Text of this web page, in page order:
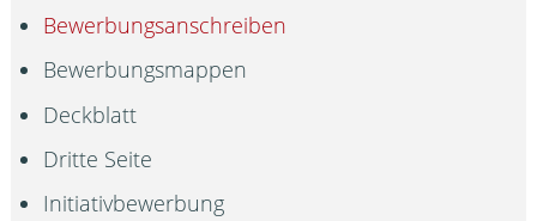
Bewerbungsanschreiben
Bewerbungsmappen
Deckblatt
Dritte Seite
Initiativbewerbung